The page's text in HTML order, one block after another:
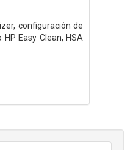
configuración de
Easy Clean, HSA